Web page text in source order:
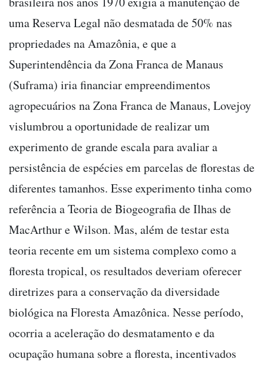
uma Reserva Legal não desmatada de 50% nas
propriedades na Amazônia, e que a
Superintendência da Zona Franca de Manaus
(Suframa) iria financiar empreendimentos
agropecuários na Zona Franca de Manaus, Lovejoy
vislumbrou a oportunidade de realizar um
experimento de grande escala para avaliar a
persistência de espécies em parcelas de florestas de
diferentes tamanhos. Esse experimento tinha como
referência a Teoria de Biogeografia de Ilhas de
MacArthur e Wilson. Mas, além de testar esta
teoria recente em um sistema complexo como a
floresta tropical, os resultados deveriam oferecer
diretrizes para a conservação da diversidade
biológica na Floresta Amazônica. Nesse período,
ocorria a aceleração do desmatamento e da
ocupação humana sobre a floresta, incentivados